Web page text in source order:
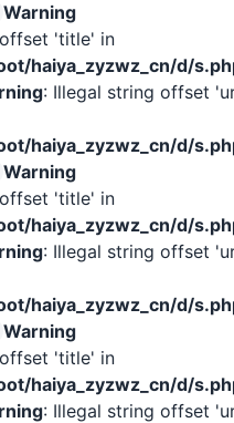
Warning
'title' in
haiya_zyzwz_cn/d/
: Illegal string offset
haiya_zyzwz_cn/d/
Warning
'title' in
haiya_zyzwz_cn/d/
: Illegal string offset
haiya_zyzwz_cn/d/
Warning
'title' in
haiya_zyzwz_cn/d/
: Illegal string offset